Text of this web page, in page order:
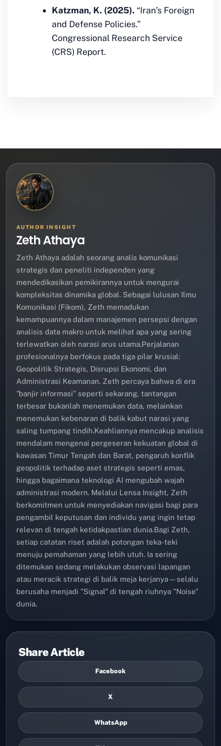
Katzman, K. (2025). “Iran’s Foreign
and Defense Policies.”
Congressional Research Service
(CRS) Report.
AUTHOR INSIGHT
Zeth Athaya
Zeth Athaya adalah seorang analis komunikasi
strategis dan peneliti independen yang
mendedikasikan pemikirannya untuk mengurai
kompleksitas dinamika global. Sebagai lulusan Ilmu
Komunikasi (Fikom), Zeth memadukan
kemampuannya dalam manajemen persepsi dengan
analisis data makro untuk melihat apa yang sering
terlewatkan oleh narasi arus utama.Perjalanan
profesionalnya berfokus pada tiga pilar krusial:
Geopolitik Strategis, Disrupsi Ekonomi, dan
Administrasi Keamanan. Zeth percaya bahwa di era
"banjir informasi" seperti sekarang, tantangan
terbesar bukanlah menemukan data, melainkan
menemukan kebenaran di balik kabut narasi yang
saling tumpang tindih.Keahliannya mencakup analisis
mendalam mengenai pergeseran kekuatan global di
kawasan Timur Tengah dan Barat, pengaruh konflik
geopolitik terhadap aset strategis seperti emas,
hingga bagaimana teknologi AI mengubah wajah
administrasi modern. Melalui Lensa Insight, Zeth
berkomitmen untuk menyediakan navigasi bagi para
pengambil keputusan dan individu yang ingin tetap
relevan di tengah ketidakpastian dunia.Bagi Zeth,
setiap catatan riset adalah potongan teka-teki
menuju pemahaman yang lebih utuh. Ia sering
ditemukan sedang melakukan observasi lapangan
atau meracik strategi di balik meja kerjanya—selalu
berusaha menjadi "Signal" di tengah riuhnya "Noise"
dunia.
Share Article
Facebook
X
WhatsApp